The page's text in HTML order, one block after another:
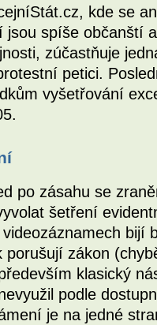
kde se
jsou spíše občanští
zúčastňuje
petici.
vyšetřování
po zásahu se
šetření
bijí
porušují zákon
klasický
podle
je na jedné